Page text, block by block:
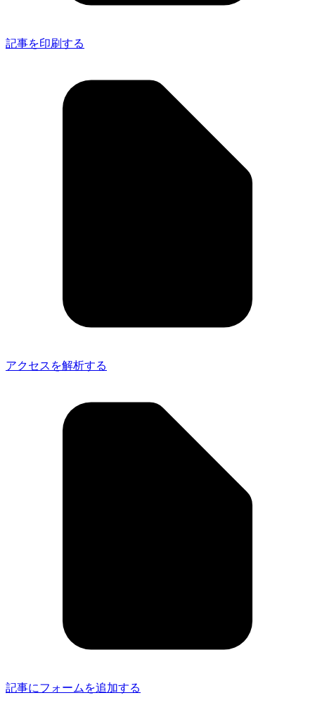
記事を印刷する
アクセスを解析する
記事にフォームを追加する